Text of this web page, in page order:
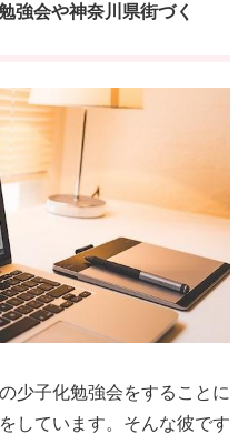
強会や神奈川県街づく
少子化勉強会をすることに
しています。そんな彼です